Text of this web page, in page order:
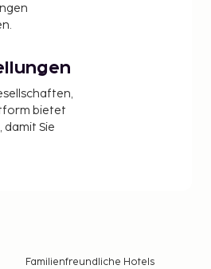
bietet
Sie
Familienfreundliche Hotels